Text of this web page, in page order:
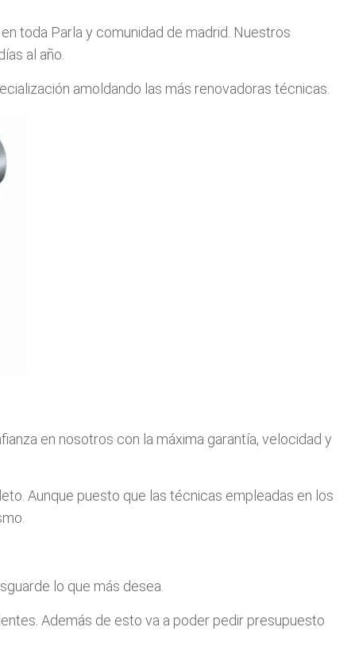
toda Parla y comunidad de madrid. Nuestros
al año.
amoldando las más renovadoras técnicas.
en nosotros con la máxima garantía, velocidad y
Aunque puesto que las técnicas empleadas en los
lo que más desea.
Además de esto va a poder pedir presupuesto